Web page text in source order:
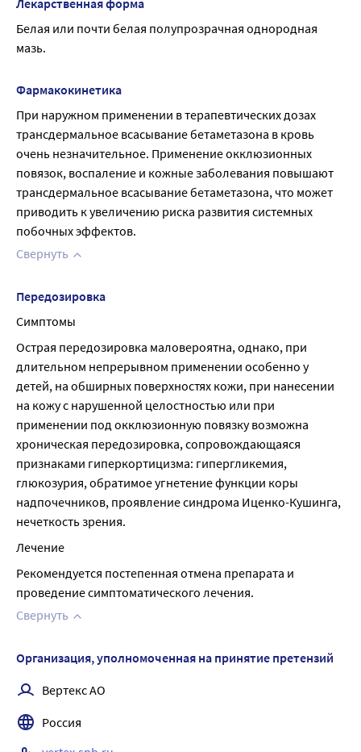
Лекарственная форма
Белая или почти белая полупрозрачная однородная
мазь.
Фармакокинетика
При наружном применении в терапевтических дозах
трансдермальное всасывание бетаметазона в кровь
очень незначительное. Применение окклюзионных
повязок, воспаление и кожные заболевания повышают
трансдермальное всасывание бетаметазона, что может
приводить к увеличению риска развития системных
побочных эффектов.
Свернуть
Передозировка
Симптомы
Острая передозировка маловероятна, однако, при
длительном непрерывном применении особенно у
детей, на обширных поверхностях кожи, при нанесении
на кожу с нарушенной целостностью или при
применении под окклюзионную повязку возможна
хроническая передозировка, сопровождающаяся
признаками гиперкортицизма: гипергликемия,
глюкозурия, обратимое угнетение функции коры
надпочечников, проявление синдрома Иценко-Кушинга,
нечеткость зрения.
Лечение
Рекомендуется постепенная отмена препарата и
проведение симптоматического лечения.
Свернуть
Организация, уполномоченная на принятие претензий
Вертекс АО
Россия